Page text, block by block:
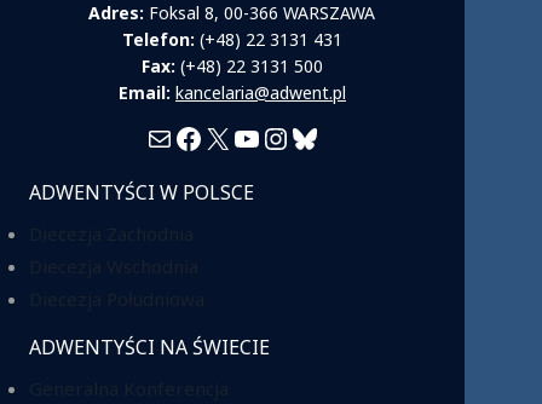
Adres: Foksal 8, 00-366 WARSZAWA
Telefon: (+48) 22 3131 431
Fax: (+48) 22 3131 500
Email: kancelaria@adwent.pl
MailFacebook
X YouTube
Instagram
Bluesky
ADWENTYŚCI W POLSCE
ADWENTYŚCI NA ŚWIECIE